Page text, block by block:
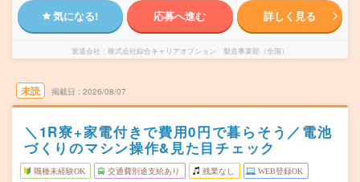
気になる! 応募へ進む 詳しく見る
派遣会社 株式会社綜合キャリアオプション 製造事業部（全国）
未読 掲載日 2026/08/07
＼1R寮+家電付きで費用0円で暮らそう／電池
づくりのマシン操作&見た目チェック
職種未経験OK 交通費別途支給あり 残業なし WEB登録OK